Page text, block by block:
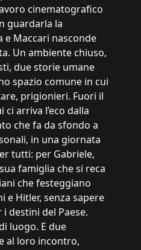
cinematografico
guardarla la
e Maccari nasconde
Un ambiente chiuso,
due storie umane
spazio comune in cui
prigionieri. Fuori il
arriva l’eco dalla
che fa da sfondo a
in una giornata
tutti: per Gabriele,
famiglia che si reca
che festeggiano
e Hitler, senza sapere
destini del Paese.
luogo. E due
al loro incontro,